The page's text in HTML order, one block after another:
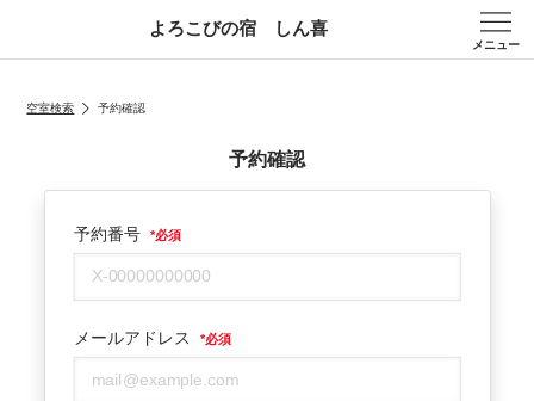
よろこびの宿 しん喜
メニュー
空室検索 予約確認
予約確認
予約番号 *必須
メールアドレス *必須